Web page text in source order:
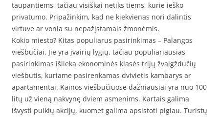
taupantiems, tačiau visiškai netiks tiems, kurie ieško
privatumo. Pripažinkim, kad ne kiekvienas nori dalintis
virtuve ar vonia su nepažįstamais žmonėmis.
Kokio miesto? Kitas populiarus pasirinkimas – Palangos
viešbučiai. Jie yra įvairių lygių, tačiau populiariausias
pasirinkimas išlieka ekonominės klasės trijų žvaigždučių
viešbutis, kuriame pasirenkamas dvivietis kambarys ar
apartamentai. Kainos viešbučiuose dažniausiai yra nuo 100
litų už vieną nakvynę dviem asmenims. Kartais galima
išvysti puikių akcijų, kuomet galima apsistoti pigiau. Turistų